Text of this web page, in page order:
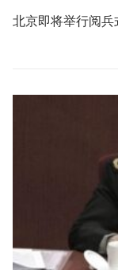
北京即将举行阅